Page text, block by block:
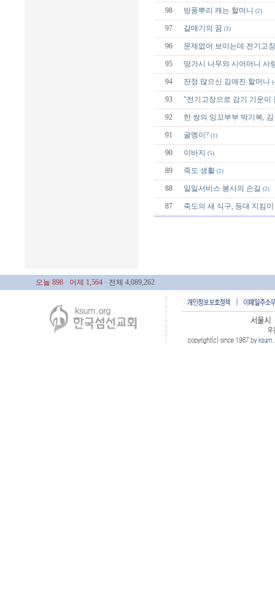
98 방풍뿌리 캐는 할머니 (2)
97 갈매기의 꿈 (3)
96 문제없어 보이는데 전기고
95 땅가시 나무와 시어머니 사
94 잔정 많으신 김애진 할머니
93 "전기고장으로 감기 기운이
92 한 쌍의 잉꼬부부 박기복,
91 굴멩이? (1)
90 이바지 (5)
89 죽도 생활 (2)
88 일일서비스 봉사의 손길 (2)
87 죽도의 새 식구, 등대 지킴
오늘 898 · 어제 1,564 · 전체 4,089,262